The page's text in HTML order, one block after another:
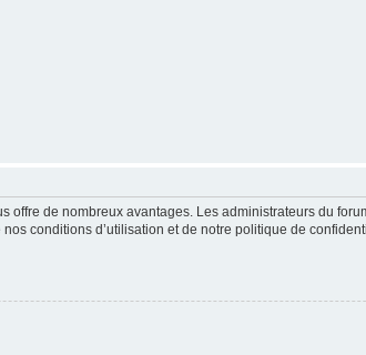
offre de nombreux avantages. Les administrateurs du
conditions d’utilisation et de notre politique de